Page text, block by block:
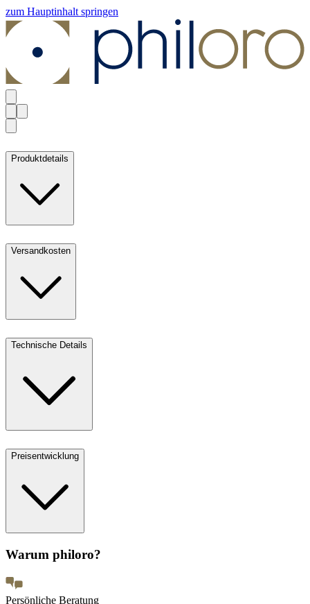
zum Hauptinhalt springen
Produktdetails
Versandkosten
Technische Details
Preisentwicklung
Warum philoro?
Persönliche Beratung